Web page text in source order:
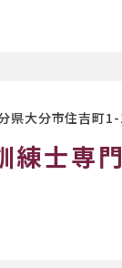
県大分市住吉町
練士専